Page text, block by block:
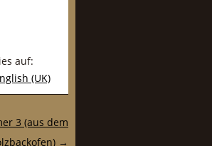
auf:
(UK)
3 (aus dem
→